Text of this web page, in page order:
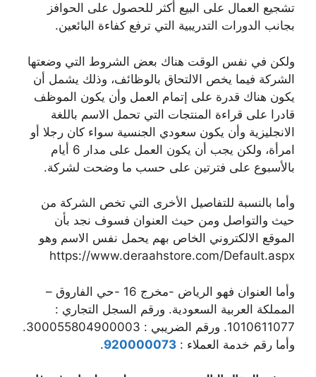
تشجيع العمال على البيع أكثر للحصول على الحوافز
بجانب الدورات التدريبية التي ترفع كفاءة البائعين.
ولكن في نفس الوقت هناك بعض الشروط التي وضعتها
الشركة فيما يخص الالتحاق بالوظائف، وذلك يشمل أن
يكون هناك قدرة على إتمام العمل وأن يكون الموظف
قادرا على قراءة المنتجات التي تحمل الاسم باللغة
الانجليزية وأن يكون سعودي الجنسية سواء كان رجلا أو
امرأة، ولكن يجب أن يكون العمل على مدار 6 أيام
بالأسبوع على فترتين على حسب ما وضحت لشركة.
وأما بالنسبة للتفاصيل الأخرى التي تخص الشركة من
حيث والتواصل ومن حيث العنوان فسوف نجد بأن
الموقع الالكتروني الخاص بهم يحمل نفس الاسم وهو
https://www.deraahstore.com/Default.aspx
وأما العنوان فهو الرياض -مخرج 16 -حي الفاروق –
المملكة العربية السعودية. ورقم السجل التجاري :
1010611077. ورقم الضريبي : 300055804900003.
وأما رقم خدمة العملاء : 920000073
.